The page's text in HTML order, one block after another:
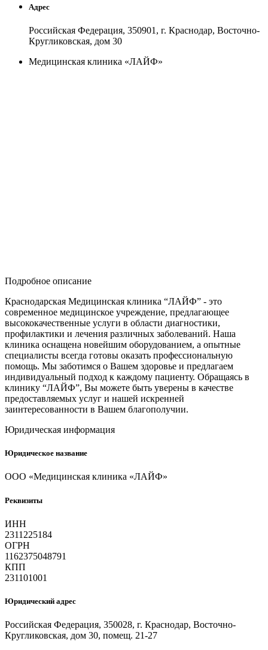
Адрес
Российская Федерация, 350901, г. Краснодар, Восточно-
Кругликовская, дом 30
Медицинская клиника «ЛАЙФ»
Подробное описание
Краснодарская Медицинская клиника “ЛАЙФ” - это
современное медицинское учреждение, предлагающее
высококачественные услуги в области диагностики,
профилактики и лечения различных заболеваний. Наша
клиника оснащена новейшим оборудованием, а опытные
специалисты всегда готовы оказать профессиональную
помощь. Мы заботимся о Вашем здоровье и предлагаем
индивидуальный подход к каждому пациенту. Обращаясь в
клинику “ЛАЙФ”, Вы можете быть уверены в качестве
предоставляемых услуг и нашей искренней
заинтересованности в Вашем благополучии.
Юридическая информация
Юридическое название
ООО «Медицинская клиника «ЛАЙФ»
Реквизиты
ИНН
2311225184
ОГРН
1162375048791
КПП
231101001
Юридический адрес
Российская Федерация, 350028, г. Краснодар, Восточно-
Кругликовская, дом 30, помещ. 21-27